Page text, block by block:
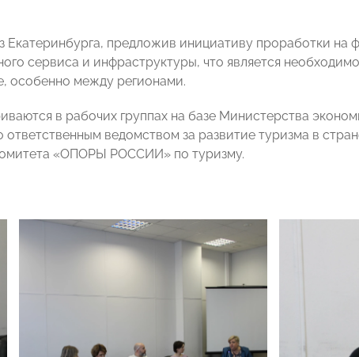
Екатеринбурга, предложив инициативу проработки на
сервиса и инфраструктуры, что является
особенно между регионами.
в рабочих группах на базе Министерства
ведомством за развитие туризма в
«ОПОРЫ РОССИИ» по туризму.